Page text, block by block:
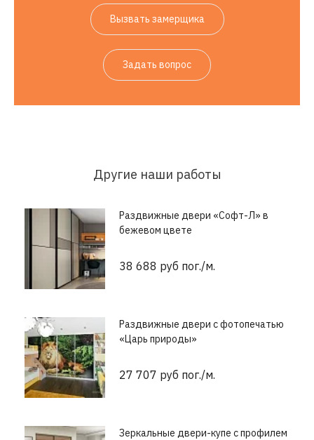
Вызвать замерщика
Задать вопрос
Другие наши работы
Раздвижные двери «Софт-Л» в
бежевом цвете
38 688 руб пог./м.
Раздвижные двери с фотопечатью
«Царь природы»
27 707 руб пог./м.
Зеркальные двери-купе с профилем